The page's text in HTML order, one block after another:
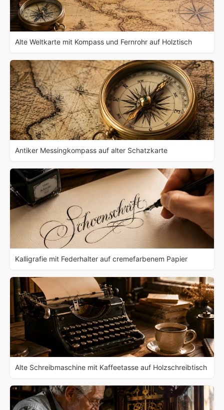
Alte Weltkarte mit Kompass und Fernrohr auf Holztisch
Antiker Messingkompass auf alter Schatzkarte
Kalligrafie mit Federhalter auf cremefarbenem Papier
Alte Schreibmaschine mit Kaffeetasse auf Holzschreibtisch